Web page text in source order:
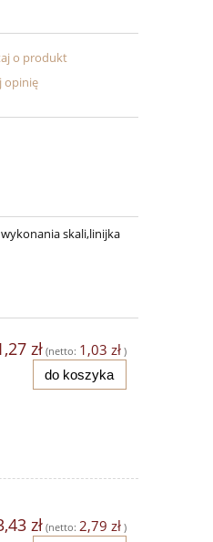
o produkt
opinię
skali,linijka
zł (netto: 1,03 zł)
do koszyka
zł (netto: 2,79 zł)